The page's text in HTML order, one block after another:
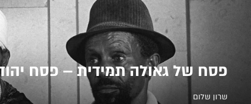
פסח של גאולה תמידית – פסח
שרון שלום